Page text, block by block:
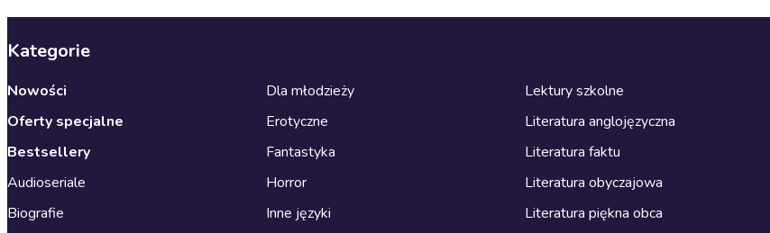
Kategorie
Nowości
Oferty specjalne
Bestsellery
Audioseriale
Biografie
Dla młodzieży
Erotyczne
Fantastyka
Horror
Inne języki
Lektury szkolne
Literatura anglojęzyczna
Literatura faktu
Literatura obyczajowa
Literatura piękna obca